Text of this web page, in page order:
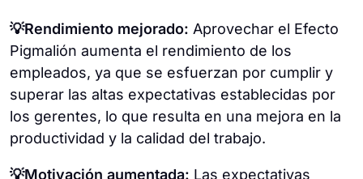
💡Rendimiento mejorado: Aprovechar el Efecto
Pigmalión aumenta el rendimiento de los
empleados, ya que se esfuerzan por cumplir y
superar las altas expectativas establecidas por
los gerentes, lo que resulta en una mejora en la
productividad y la calidad del trabajo.
💡Motivación aumentada: Las expectativas